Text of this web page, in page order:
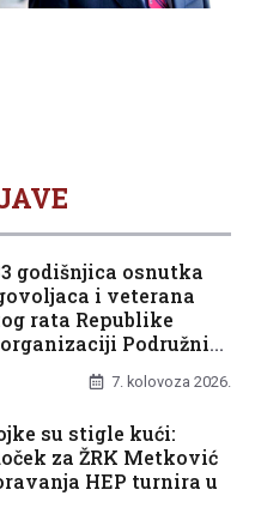
godišnjica osnutka
i veterana
rata Republike
Podružnice
neretvanske županije
7. kolovoza 2026.
su stigle kući:
za ŽRK Metković
HEP turnira u